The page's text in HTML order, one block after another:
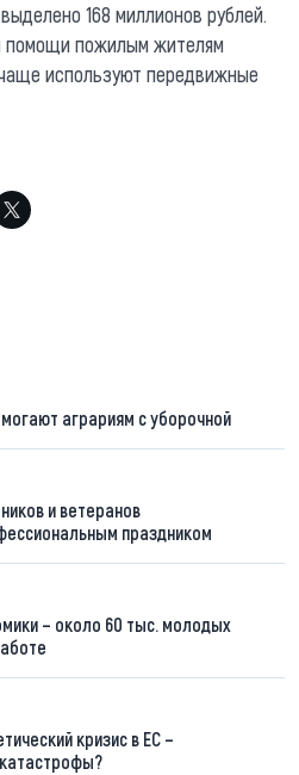
168 миллионов рублей.
помощи пожилым жителям
используют передвижные
аграриям с уборочной
и ветеранов
праздником
– около 60 тыс. молодых
кризис в ЕС –